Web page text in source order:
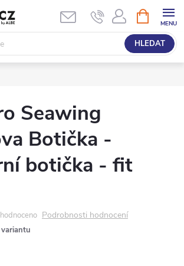
HLEDAT
NÁKUPNÍ
KOŠÍK
Seawing
Botička -
botička - fit
Podrobnosti hodnocení